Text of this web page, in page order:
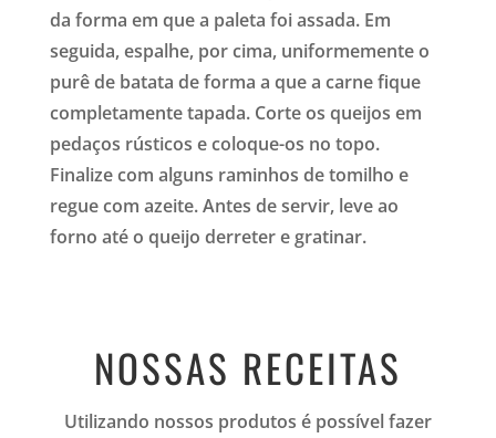
da forma em que a paleta foi assada. Em
seguida, espalhe, por cima, uniformemente o
purê de batata de forma a que a carne fique
completamente tapada. Corte os queijos em
pedaços rústicos e coloque-os no topo.
Finalize com alguns raminhos de tomilho e
regue com azeite. Antes de servir, leve ao
forno até o queijo derreter e gratinar.
NOSSAS RECEITAS
Utilizando nossos produtos é possível fazer